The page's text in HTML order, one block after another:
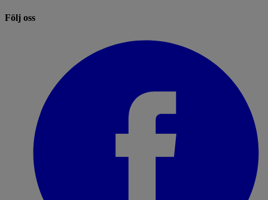
Följ oss